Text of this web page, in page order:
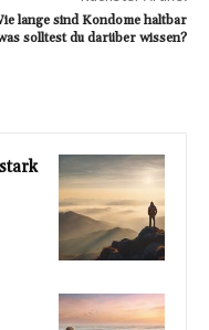
lange sind Kondome haltbar
solltest du darüber wissen?